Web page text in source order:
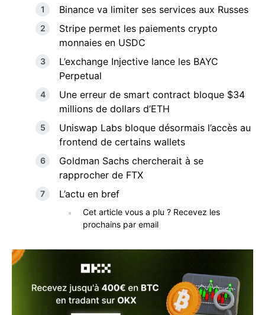
Binance va limiter ses services aux Russes
Stripe permet les paiements crypto
monnaies en USDC
L’exchange Injective lance les BAYC
Perpetual
Une erreur de smart contract bloque $34
millions de dollars d’ETH
Uniswap Labs bloque désormais l’accès au
frontend de certains wallets
Goldman Sachs chercherait à se
rapprocher de FTX
L’actu en bref
Cet article vous a plu ? Recevez les
prochains par email